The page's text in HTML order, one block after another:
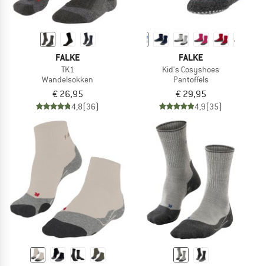
FALKE
TK1
Wandelsokken
€ 26,95
4,8(36)
FALKE
Kid's Cosyshoes
Pantoffels
€ 29,95
4,9(35)